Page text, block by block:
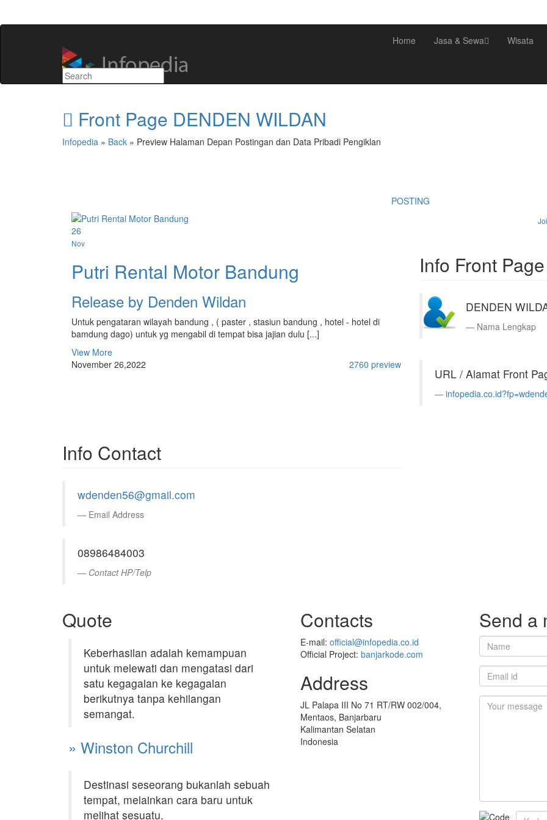
Home Jasa & Sewa Wisata
Front Page DENDEN WILDAN
Infopedia » Back » Preview Halaman Depan Postingan dan Data Pribadi Pengiklan
POSTING
26
Nov
Putri Rental Motor Bandung
Release by Denden Wildan
Untuk pengataran wilayah bandung , ( paster , stasiun bandung , hotel - hotel di
bamdung dago) untuk yg mengabil di tempat bisa jajian dulu [...]
View More
November 26,2022
2760 preview
Info Front Page
DENDEN
Nama Lengkap
URL / Alamat Front
Info Contact
wdenden56@gmail.com
Email Address
08986484003
Contact HP/Telp
Quote
Keberhasilan adalah kemampuan
untuk melewati dan mengatasi dari
satu kegagalan ke kegagalan
berikutnya tanpa kehilangan
semangat.
» Winston Churchill
Destinasi seseorang bukanlah sebuah
tempat, melainkan cara baru untuk
melihat sesuatu.
Contacts
E-mail: official@infopedia.co.id
Official Project: banjarkode.com
Address
JL Palapa III No 71 RT/RW 002/004,
Mentaos, Banjarbaru
Kalimantan Selatan
Indonesia
Send a